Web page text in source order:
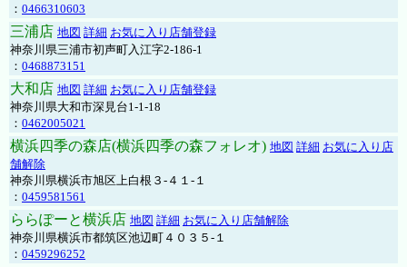
： 0466310603
三浦店 地図 詳細 お気に入り店舗登録
神奈川県三浦市初声町入江字2-186-1
： 0468873151
大和店 地図 詳細 お気に入り店舗登録
神奈川県大和市深見台1-1-18
： 0462005021
横浜四季の森店(横浜四季の森フォレオ) 地図 詳細 お気に入り店
舗解除
神奈川県横浜市旭区上白根３-４１-１
： 0459581561
ららぽーと横浜店 地図 詳細 お気に入り店舗解除
神奈川県横浜市都筑区池辺町４０３５-１
： 0459296252